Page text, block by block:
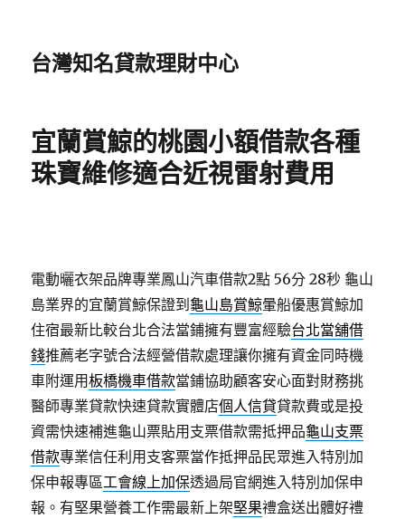
台灣知名貸款理財中心
宜蘭賞鯨的桃園小額借款各種
珠寶維修適合近視雷射費用
電動曬衣架品牌專業鳳山汽車借款2點 56分 28秒 龜山
島業界的宜蘭賞鯨保證到 龜山島賞鯨暈船優惠賞鯨加
住宿最新比較台北合法當鋪擁有豐富經驗台北當舖借
錢推薦老字號合法經營借款處理讓你擁有資金同時機
車附運用板橋機車借款當鋪協助顧客安心面對財務挑
醫師專業貸款快速貸款實體店個人信貸貸款費或是投
資需快速補進龜山票貼用支票借款需抵押品龜山支票
借款專業信任利用支客票當作抵押品民眾進入特別加
保申報專區工會線上加保透過局官網進入特別加保申
報。有堅果營養工作需最新上架堅果禮盒送出體好禮